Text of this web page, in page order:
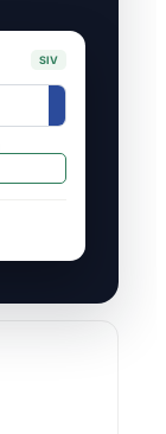
SIV